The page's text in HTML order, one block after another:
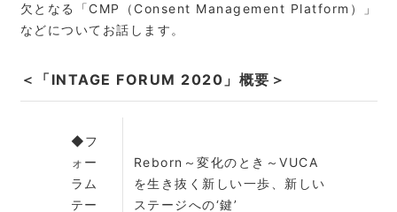
欠となる「CMP（Consent Management Platform）」
などについてお話します。
＜「INTAGE FORUM 2020」概要＞
◆フ
ォー
ラム
テー
Reborn～変化のとき～VUCA
を生き抜く新しい一歩、新しい
ステージへの‘鍵’